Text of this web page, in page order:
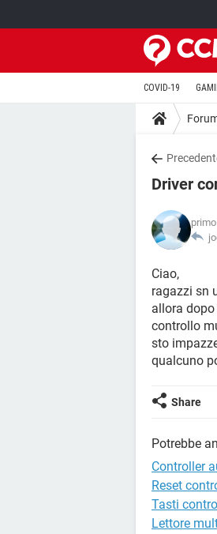
COVID-19
Driver
primo
Ciao,
ragazzi sn
allora
controllo
sto
qualcuno
Share
Potrebbe
Controller
Reset
Tasti
Lettore